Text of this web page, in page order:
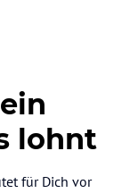
lohnt
für Dich vor